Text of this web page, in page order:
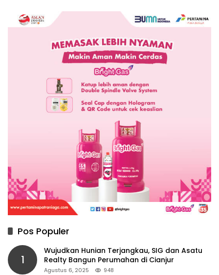
Pos Populer
1
Wujudkan Hunian Terjangkau, SIG dan Asatu
Realty Bangun Perumahan di Cianjur
Agustus 6, 2025 948